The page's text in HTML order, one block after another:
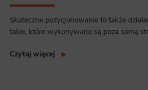
Skuteczne pozycjonowanie to także
takie, które wykonywane są poza samą
Czytaj więcej